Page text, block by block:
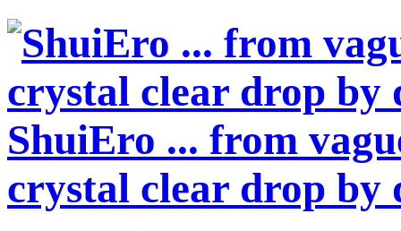
ShuiEro ... from
crystal clear drop by